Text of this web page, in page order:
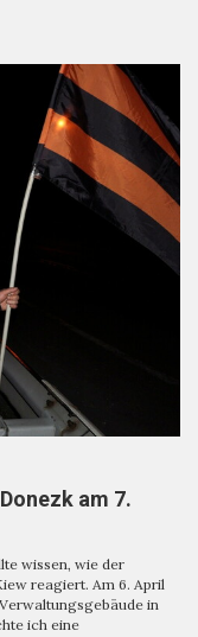
am 7.
wissen, wie der
reagiert. Am 6. April
in
ich eine